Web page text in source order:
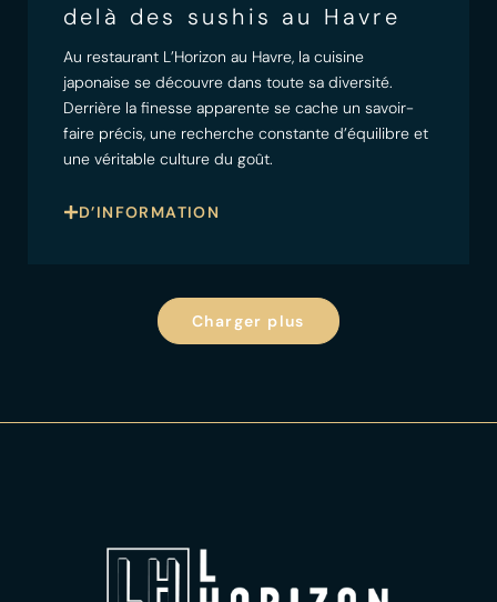
delà des sushis au Havre
Au restaurant L’Horizon au Havre, la cuisine
japonaise se découvre dans toute sa diversité.
Derrière la finesse apparente se cache un savoir-
faire précis, une recherche constante d’équilibre et
une véritable culture du goût.
D’INFORMATION
Charger plus